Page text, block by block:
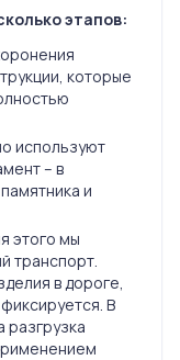
этапов:
которые
используют
– в
и
этого мы
транспорт.
в дороге,
В
разгрузка